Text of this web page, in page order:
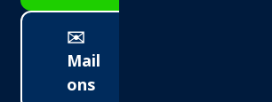
✉️
Mail
ons